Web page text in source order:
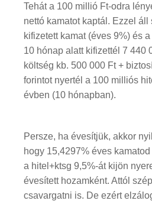
Tehát a 100 millió Ft-odra
nettó kamatot kaptál. Ezzel
kifizetett kamat (éves 9%) és
10 hónap alatt kifizettél 7 440
költség kb. 500 000 Ft +
forintot nyertél a 100 milliós
évben (10 hónapban).
Persze, ha évesítjük, akkor
hogy 15,4297% éves
a hitel+ktsg 9,5%-át kijön
évesített hozamként. Attól
csavargatni is. De ezért